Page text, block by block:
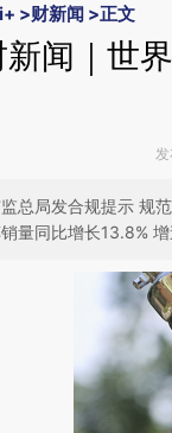
>财新闻 >正文
新闻｜世
总局发合规提示 规
量同比增长13.8%